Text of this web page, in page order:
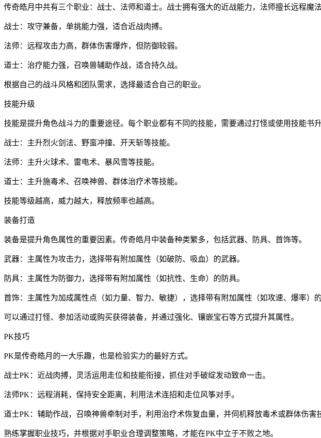
传奇皓月中共有三个职业：战士、法师和道士。战士拥有强大的近战能力，法师擅长远程魔
战士：攻守兼备，单挑能力强，适合近战肉搏。
法师：远程攻击力高，群体伤害爆炸，但防御较弱。
道士：治疗能力强，召唤兽辅助作战，适合持久战。
根据自己的战斗风格和团队需求，选择最适合自己的职业。
技能升级
技能是提升角色战斗力的重要途径。每个职业都有不同的技能，需要通过打怪或使用技能书升
战士：主升烈火剑法、野蛮冲撞、开天斩等技能。
法师：主升火球术、雷电术、暴风雪等技能。
道士：主升施毒术、召唤神兽、群体治疗术等技能。
技能等级越高，威力越大，释放频率也越高。
装备打造
装备是提升角色属性的重要因素。传奇皓月中装备种类繁多，包括武器、防具、首饰等。
武器：主属性为攻击力，选择带有附加属性（如破防、吸血）的武器。
防具：主属性为防御力，选择带有附加属性（如抗性、生命）的防具。
首饰：主属性为加成属性点（如力量、智力、敏捷），选择带有附加属性（如攻速、爆率）的
可以通过打怪、参加活动或购买获得装备，并通过强化、镶嵌宝石等方式提升其属性。
PK技巧
PK是传奇皓月的一大乐趣，也是检验实力的最好方式。
战士PK：近战肉搏，灵活运用走位和技能衔接，抓住对手破绽发动致命一击。
法师PK：远程消耗，保持安全距离，利用法术连招和走位风筝对手。
道士PK：辅助作战，召唤神兽牵制对手，利用治疗术恢复血量，并伺机释放毒术或群体伤害
熟练掌握职业技巧，并根据对手职业合理调整策略，才能在PK中立于不败之地。